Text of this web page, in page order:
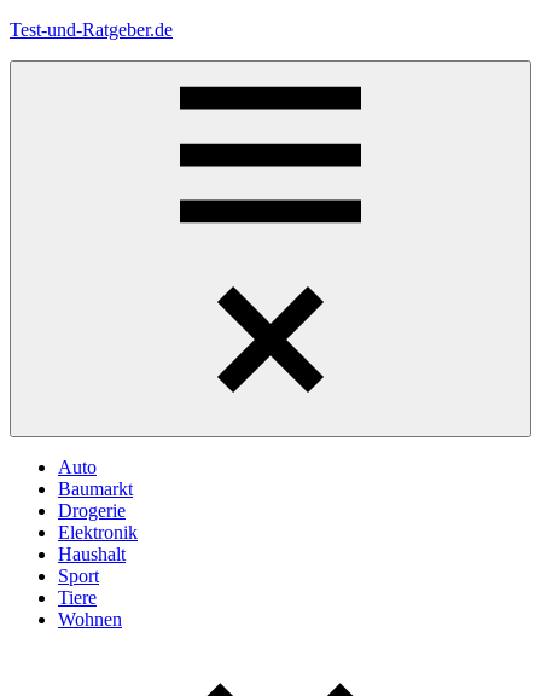
Zum
Test-und-Ratgeber.de
Auto
Baumarkt
Drogerie
Elektronik
Haushalt
Sport
Tiere
Wohnen